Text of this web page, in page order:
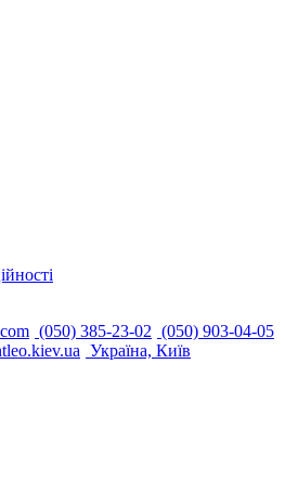
(050) 385-23-02 (050) 903-04-05
Україна, Київ